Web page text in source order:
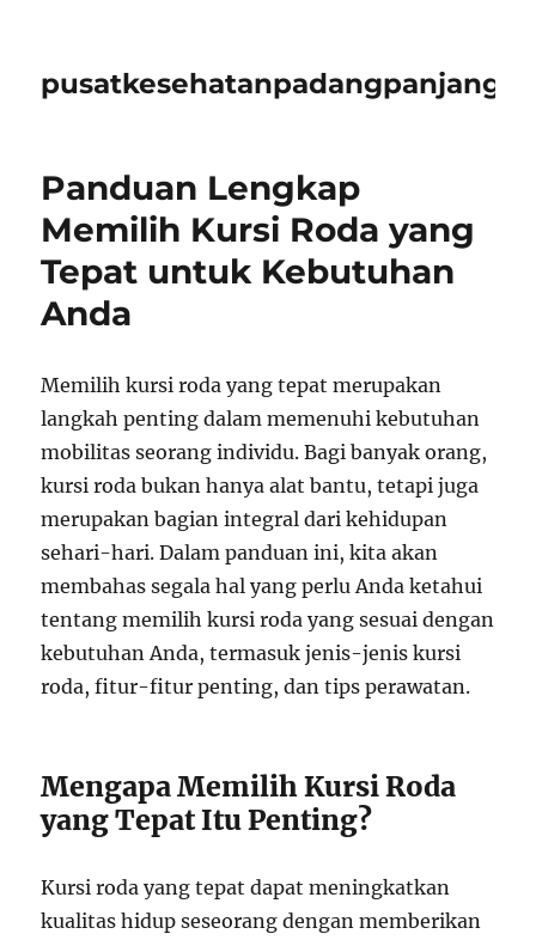
pusatkesehatanpadangpanjangid
Panduan Lengkap
Memilih Kursi Roda yang
Tepat untuk Kebutuhan
Anda
Memilih kursi roda yang tepat merupakan
langkah penting dalam memenuhi kebutuhan
mobilitas seorang individu. Bagi banyak orang,
kursi roda bukan hanya alat bantu, tetapi juga
merupakan bagian integral dari kehidupan
sehari-hari. Dalam panduan ini, kita akan
membahas segala hal yang perlu Anda ketahui
tentang memilih kursi roda yang sesuai dengan
kebutuhan Anda, termasuk jenis-jenis kursi
roda, fitur-fitur penting, dan tips perawatan.
Mengapa Memilih Kursi Roda
yang Tepat Itu Penting?
Kursi roda yang tepat dapat meningkatkan
kualitas hidup seseorang dengan memberikan